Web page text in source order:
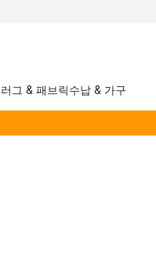
러그 & 패브릭수납 & 가구